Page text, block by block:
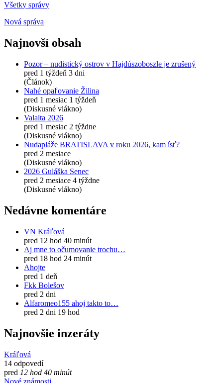
Všetky správy
Nová správa
Najnovší obsah
Pozor – nudistický ostrov v Hajdúszoboszle je zrušený
pred 1 týždeň 3 dni
(Článok)
Nahé opaľovanie Žilina
pred 1 mesiac 1 týždeň
(Diskusné vlákno)
Valalta 2026
pred 1 mesiac 2 týždne
(Diskusné vlákno)
Nudapláže BRATISLAVA v roku 2026, kam ísť?
pred 2 mesiace
(Diskusné vlákno)
2026 Guláška Senec
pred 2 mesiace 4 týždne
(Diskusné vlákno)
Nedávne komentáre
VN Kráľová
pred 12 hod 40 minút
Aj mne to očumovanie trochu…
pred 18 hod 24 minút
Ahojte
pred 1 deň
Fkk Bolešov
pred 2 dni
Alfaromeo155 ahoj takto to…
pred 2 dni 19 hod
Najnovšie inzeráty
Kráľová
14 odpovedí
pred 12 hod 40 minút
Nové známosti